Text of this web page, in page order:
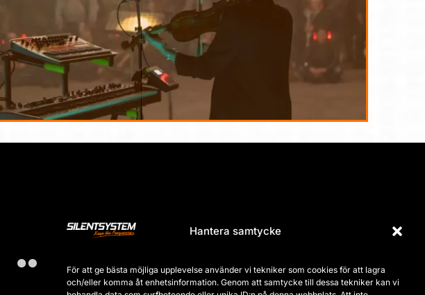
Hantera samtycke
För att ge bästa möjliga upplevelse använder vi tekniker som cookies för att lagra
och/eller komma åt enhetsinformation. Genom att samtycke till dessa tekniker kan vi